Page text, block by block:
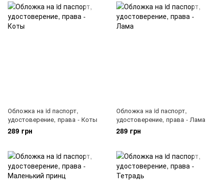
Обложка на id паспорт,
удостоверение, права - Коты
289 грн
Обложка на id паспорт,
удостоверение, права - Лама
289 грн